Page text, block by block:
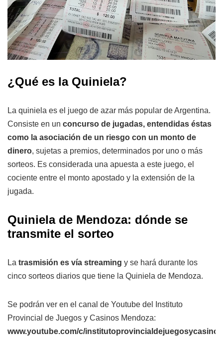
¿Qué es la Quiniela?
La quiniela es el juego de azar más popular de Argentina.
Consiste en un concurso de jugadas, entendidas éstas
como la asociación de un riesgo con un monto de
dinero, sujetas a premios, determinados por uno o más
sorteos. Es considerada una apuesta a este juego, el
cociente entre el monto apostado y la extensión de la
jugada.
Quiniela de Mendoza: dónde se
transmite el sorteo
La trasmisión es vía streaming y se hará durante los
cinco sorteos diarios que tiene la Quiniela de Mendoza.
Se podrán ver en el canal de Youtube del Instituto
Provincial de Juegos y Casinos Mendoza:
www.youtube.com/c/